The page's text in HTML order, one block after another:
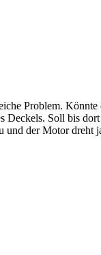
Problem.
Soll bis
und der Motor dreht